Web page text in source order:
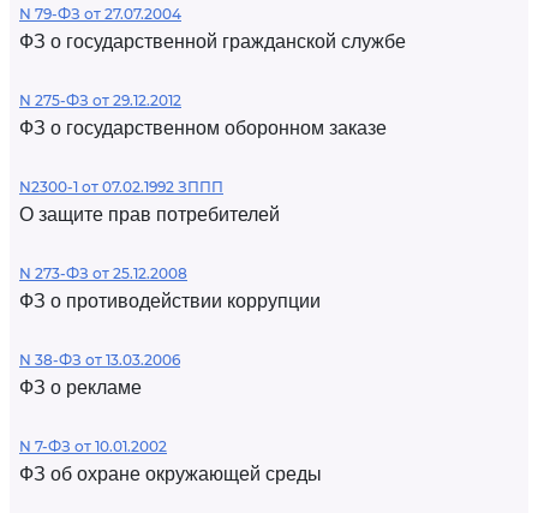
N 79-ФЗ от 27.07.2004
ФЗ о государственной гражданской службе
N 275-ФЗ от 29.12.2012
ФЗ о государственном оборонном заказе
N2300-1 от 07.02.1992 ЗППП
О защите прав потребителей
N 273-ФЗ от 25.12.2008
ФЗ о противодействии коррупции
N 38-ФЗ от 13.03.2006
ФЗ о рекламе
N 7-ФЗ от 10.01.2002
ФЗ об охране окружающей среды